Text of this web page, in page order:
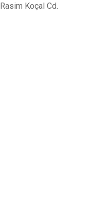
Koçal Cd.